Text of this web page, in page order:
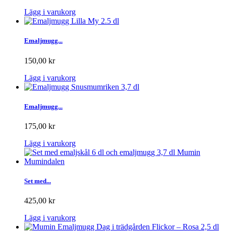
Lägg i varukorg
Emaljmugg...
150,00 kr
Lägg i varukorg
Emaljmugg...
175,00 kr
Lägg i varukorg
Set med...
425,00 kr
Lägg i varukorg